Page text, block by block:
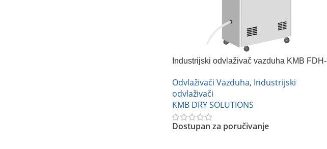
Industrijski odvlaživač vazduha KMB FDH-
Odvlaživači Vazduha, Industrijski
odvlaživači
KMB DRY SOLUTIONS
Dostupan za poručivanje